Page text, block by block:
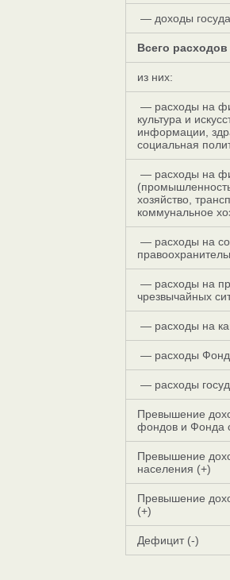
— доходы
Всего расходов
из них:
— расходы на
культура и
информации,
социальная
— расходы на
хозяйство,
коммунальное
— расходы на
— расходы на
чрезвычайных
— расходы на
— расходы
— расходы
Превышение
фондов и Фонда
Превышение
населения (+)
Превышение
(+)
Дефицит (-)